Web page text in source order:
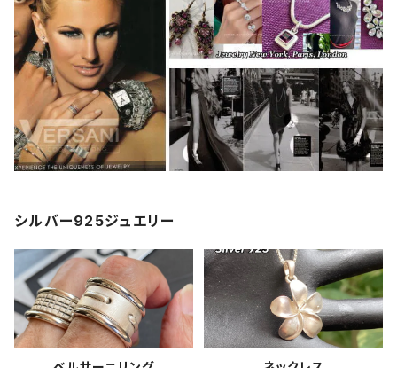
シルバー925ジュエリー